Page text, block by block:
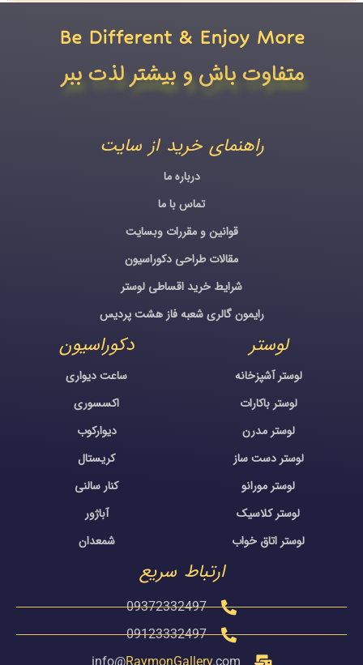
Be Different & Enjoy More​
متفاوت باش و بیشتر لذت ببر
راهنمای خرید از سایت
درباره ما
تماس با ما
قوانین و مقررات وبسایت
مقالات طراحی دکوراسیون
شرایط خرید اقساطی لوستر
رایمون گالری شعبه فاز هشت پردیس
لوستر
لوستر آشپزخانه
لوستر باکارات
لوستر مدرن
لوستر دست ساز
لوستر مورانو
لوستر کلاسیک
لوستر اتاق خواب
دکوراسیون
ساعت دیواری
اکسسوری
دیوارکوب
کریستال
کنار سالنی
آباژور
شمعدان
ارتباط سریع
09372332497
09123332497
info@RaymonGallery.com